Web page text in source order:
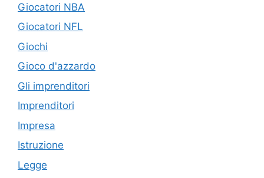
Giocatori NBA
Giocatori NFL
Giochi
Gioco d'azzardo
Gli imprenditori
Imprenditori
Impresa
Istruzione
Legge